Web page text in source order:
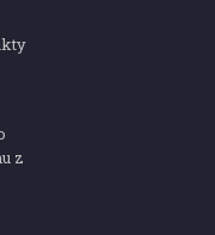
z